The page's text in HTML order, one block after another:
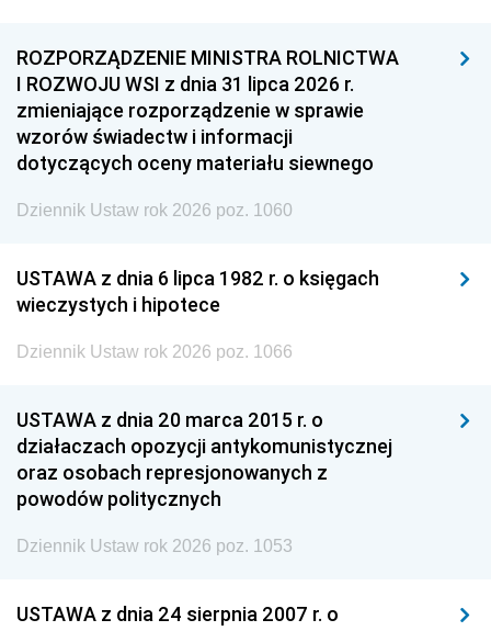
ROZPORZĄDZENIE MINISTRA ROLNICTWA
I ROZWOJU WSI z dnia 31 lipca 2026 r.
zmieniające rozporządzenie w sprawie
wzorów świadectw i informacji
dotyczących oceny materiału siewnego
Dziennik Ustaw rok 2026 poz. 1060
USTAWA z dnia 6 lipca 1982 r. o księgach
wieczystych i hipotece
Dziennik Ustaw rok 2026 poz. 1066
USTAWA z dnia 20 marca 2015 r. o
działaczach opozycji antykomunistycznej
oraz osobach represjonowanych z
powodów politycznych
Dziennik Ustaw rok 2026 poz. 1053
USTAWA z dnia 24 sierpnia 2007 r. o